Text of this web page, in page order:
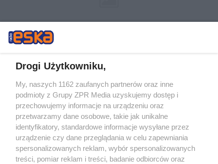
Drogi Użytkowniku,
My, naszych 1162 zaufanych partnerów oraz inne
podmioty z Grupy ZPR Media uzyskujemy dostęp i
przechowujemy informacje na urządzeniu oraz
przetwarzamy dane osobowe, takie jak unikalne
identyfikatory, standardowe informacje wysyłane przez
urządzenie czy dane przeglądania w celu zapewniania
spersonalizowanych reklam, wybór spersonalizowanych
treści, pomiar reklam i treści, badanie odbiorców oraz